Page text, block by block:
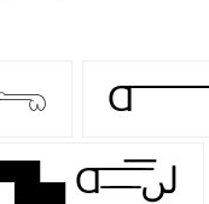
● █▀█▄ Ɑ͞ ̶͞ ̶͞ ̶͞ لں͞